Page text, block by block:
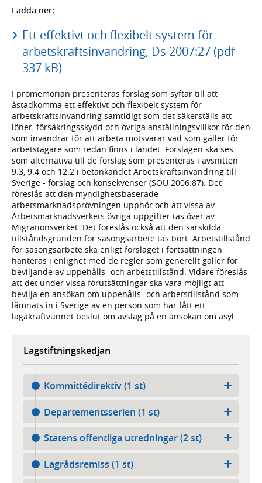
Ladda ner:
Ett effektivt och flexibelt system för
arbetskraftsinvandring, Ds 2007:27 (pdf
337 kB)
I promemorian presenteras förslag som syftar till att
åstadkomma ett effektivt och flexibelt system för
arbetskraftsinvandring samtidigt som det säkerställs att
löner, försäkringsskydd och övriga anställningsvillkor för den
som invandrar för att arbeta motsvarar vad som gäller för
arbetstagare som redan finns i landet. Förslagen ska ses
som alternativa till de förslag som presenteras i avsnitten
9.3, 9.4 och 12.2 i betänkandet Arbetskraftsinvandring till
Sverige - förslag och konsekvenser (SOU 2006:87). Det
föreslås att den myndighetsbaserade
arbetsmarknadsprövningen upphör och att vissa av
Arbetsmarknadsverkets övriga uppgifter tas över av
Migrationsverket. Det föreslås också att den särskilda
tillståndsgrunden för säsongsarbete tas bort. Arbetstillstånd
för säsongsarbete ska enligt förslaget i fortsättningen
hanteras i enlighet med de regler som generellt gäller för
beviljande av uppehålls- och arbetstillstånd. Vidare föreslås
att det under vissa förutsättningar ska vara möjligt att
bevilja en ansökan om uppehålls- och arbetstillstånd som
lämnats in i Sverige av en person som har fått ett
lagakraftvunnet beslut om avslag på en ansökan om asyl.
Lagstiftningskedjan
Kommittédirektiv (1 st)
Departementsserien (1 st)
Statens offentliga utredningar (2 st)
Lagrådsremiss (1 st)